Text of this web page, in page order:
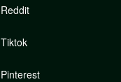
Reddit
Tiktok
Pinterest